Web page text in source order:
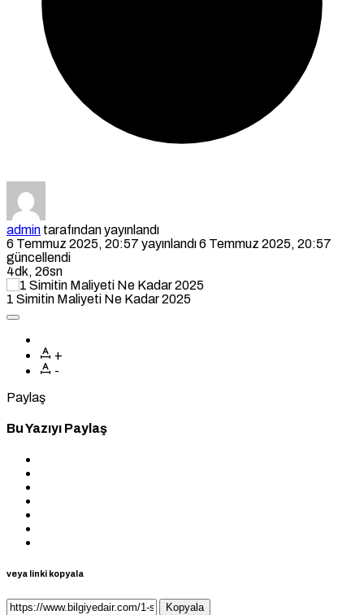
admin tarafından yayınlandı
6 Temmuz 2025, 20:57 yayınlandı6 Temmuz 2025, 20:57
güncellendi
4dk, 26sn
1 Simitin Maliyeti Ne Kadar 2025
+
-
Paylaş
Bu Yazıyı Paylaş
veya linki kopyala
Kopyala